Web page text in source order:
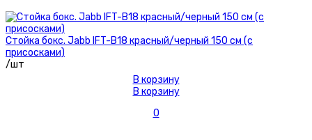
Стойка бокс. Jabb IFT-B18 красный/черный 150 см (с
присосками)
/шт
В корзину
В корзину
0